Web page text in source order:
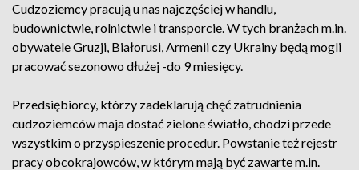
Cudzoziemcy pracują u nas najczęściej w handlu,
budownictwie, rolnictwie i transporcie. W tych branżach m.in.
obywatele Gruzji, Białorusi, Armenii czy Ukrainy będą mogli
pracować sezonowo dłużej -do 9 miesięcy.
Przedsiębiorcy, którzy zadeklarują chęć zatrudnienia
cudzoziemców maja dostać zielone światło, chodzi przede
wszystkim o przyspieszenie procedur. Powstanie też rejestr
pracy obcokrajowców, w którym mają być zawarte m.in.